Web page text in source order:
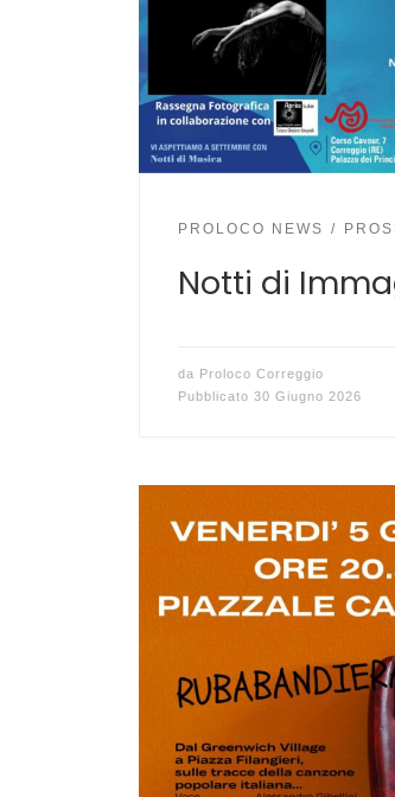
PROLOCO NEWS
Notti di
da Proloco Correggio
Pubblicato 30 Giugno 2026